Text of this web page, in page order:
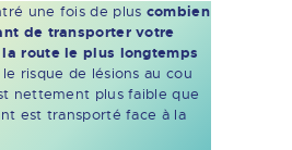
une fois de plus combien
de transporter votre
route le plus longtemps
risque de lésions au cou
nettement plus faible que
est transporté face à la